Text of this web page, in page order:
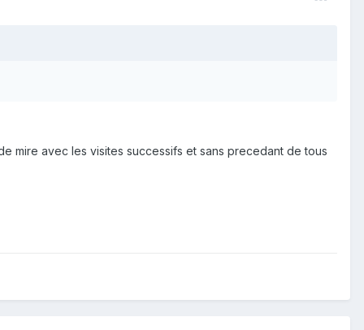
mire avec les visites successifs et sans precedant de tous